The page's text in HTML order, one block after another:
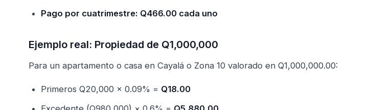
Pago por cuatrimestre: Q466.00 cada uno
Ejemplo real: Propiedad de Q1,000,000
Para un apartamento o casa en Cayalá o Zona 10 valorado en Q1,000,000.00:
Primeros Q20,000 × 0.09% = Q18.00